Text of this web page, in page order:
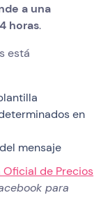
a una
horas.
está
en
mensaje
Oficial de Precios
para